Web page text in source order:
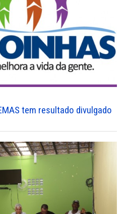
tem resultado divulgado